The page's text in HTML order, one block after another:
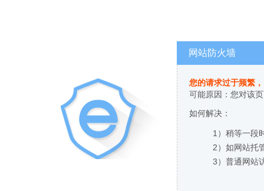
网站防火墙
您的请求过于频繁
可能原因：您对该
如何解决：
1）稍等一段
2）如网站托
3）普通网站